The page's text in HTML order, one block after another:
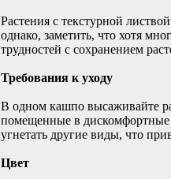
Растения с текстурной
однако, заметить, что хотя
трудностей с сохранением
Требования к уходу
В одном кашпо высаживайте
помещенные в дискомфортные
угнетать другие виды, что
Цвет